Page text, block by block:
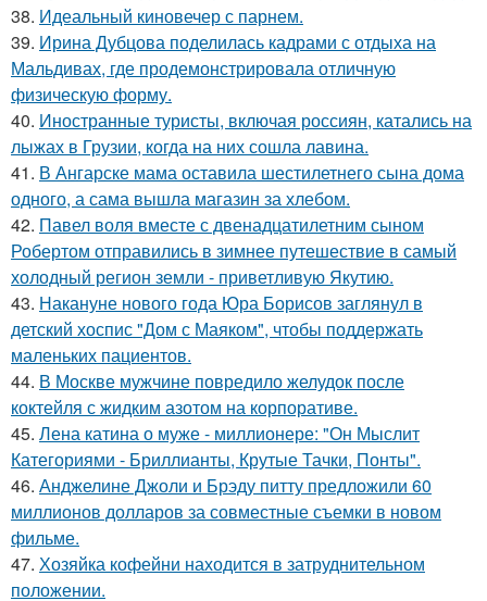
38. Идеальный киновечер с парнем.
39. Ирина Дубцова поделилась кадрами с отдыха на
Мальдивах, где продемонстрировала отличную
физическую форму.
40. Иностранные туристы, включая россиян, катались на
лыжах в Грузии, когда на них сошла лавина.
41. В Ангарске мама оставила шестилетнего сына дома
одного, а сама вышла магазин за хлебом.
42. Павел воля вместе с двенадцатилетним сыном
Робертом отправились в зимнее путешествие в самый
холодный регион земли - приветливую Якутию.
43. Накануне нового года Юра Борисов заглянул в
детский хоспис "Дом с Маяком", чтобы поддержать
маленьких пациентов.
44. В Москве мужчине повредило желудок после
коктейля с жидким азотом на корпоративе.
45. Лена катина о муже - миллионере: "Он Мыслит
Категориями - Бриллианты, Крутые Тачки, Понты".
46. Анджелине Джоли и Брэду питту предложили 60
миллионов долларов за совместные съемки в новом
фильме.
47. Хозяйка кофейни находится в затруднительном
положении.